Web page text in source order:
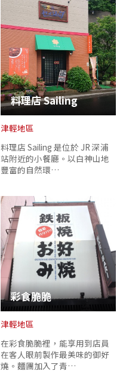
料理店 Sailing
津輕地區
料理店 Sailing 是位於 JR 深浦
站附近的小餐廳。以白神山地
豐富的自然環…
彩食脆脆
津輕地區
在彩食脆脆裡，能享用到店員
在客人眼前製作最美味的御好
燒。麵團加入了青…